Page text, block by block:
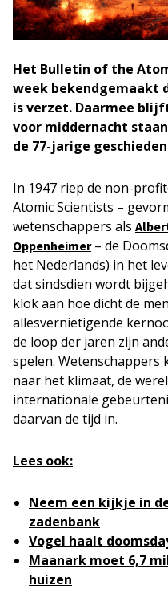
Het Bulletin of the
week bekendgemaakt
is verzet. Daarmee
voor middernacht
de 77-jarige
In 1947 riep de non-
Atomic Scientists –
wetenschappers als
Oppenheimer– de
het Nederlands) in het
dat sindsdien wordt
klok aan hoe dicht de
allesvernietigende
de loop der jaren zijn
spelen.
naar het klimaat, de
internationale
daarvan de tijd in.
Lees ook:
Neem een kijkje in
zadenbank
Vogel haalt
Maanark moet 6,7
huizen